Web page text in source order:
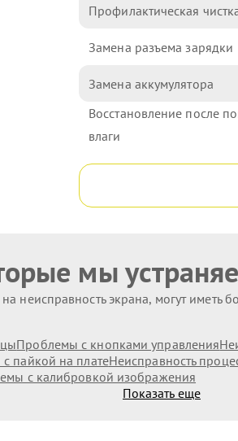
Профилактическая
Замена разъема зарядки
Замена аккумулятора
Восстановление после
влаги
мы
неисправность экрана, могут иметь
Проблемы с кнопками управления
пайкой на платеНеисправность
с калибровкой изображения
Показать еще